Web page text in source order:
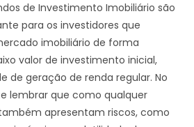
de Investimento Imobiliário são
para os investidores que
imobiliário de forma
valor de investimento inicial,
de geração de renda regular. No
lembrar que como qualquer
apresentam riscos, como